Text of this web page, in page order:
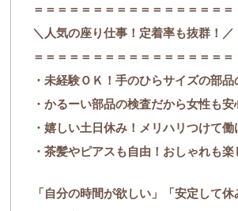
＝＝＝＝＝＝＝＝＝＝＝＝＝＝＝＝＝
＼人気の座り仕事！定着率も抜群！／
＝＝＝＝＝＝＝＝＝＝＝＝＝＝＝＝＝
・未経験ＯＫ！手のひらサイズの部品
・かるーい部品の検査だから女性も安
・嬉しい土日休み！メリハリつけて働
・茶髪やピアスも自由！おしゃれも楽
「自分の時間が欲しい」「安定して休